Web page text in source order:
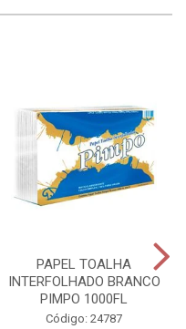
PAPEL TOALHA
INTERFOLHADO BRANCO
PIMPO 1000FL
Código: 24787